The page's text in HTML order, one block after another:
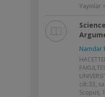
Yayınlar
Namdar
cilt.33,
Scopus,